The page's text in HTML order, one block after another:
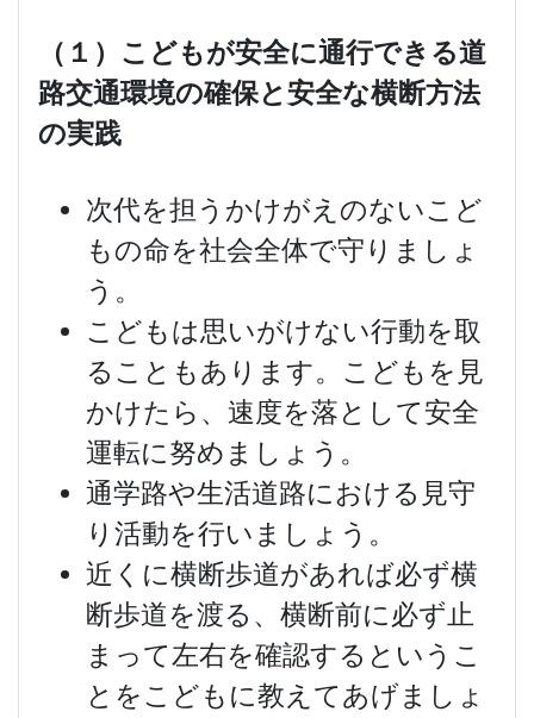
（１）こどもが安全に通行できる道
路交通環境の確保と安全な横断方法
の実践
次代を担うかけがえのないこど
もの命を社会全体で守りましょ
う。
こどもは思いがけない行動を取
ることもあります。こどもを見
かけたら、速度を落として安全
運転に努めましょう。
通学路や生活道路における見守
り活動を行いましょう。
近くに横断歩道があれば必ず横
断歩道を渡る、横断前に必ず止
まって左右を確認するというこ
とをこどもに教えてあげましょ